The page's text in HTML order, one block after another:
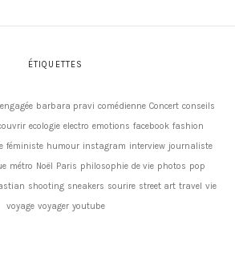
ÉTIQUETTES
barbara pravi comédienne Concert conseils
ecologie electro emotions facebook fashion
féministe humour instagram interview journaliste
métro Noël Paris philosophie de vie photos pop
shooting sneakers sourire street art travel vie
voyage voyager youtube